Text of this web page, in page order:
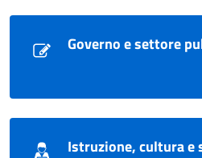
Governo e settore
Istruzione, cultura e